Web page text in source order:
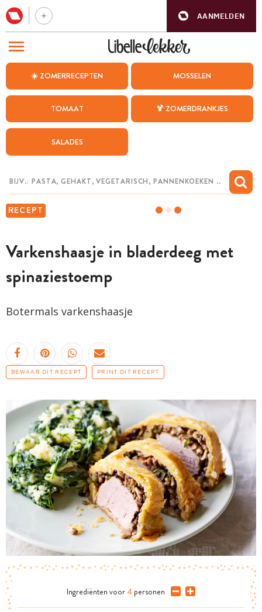
AANMELDEN
☀️ ZOMERRECEPTEN MOSSELEN
TOMAAT 🍹 ZOMERDRANKJES
SALADES
RECEPT
Varkenshaasje in bladerdeeg met
spinaziestoemp
Botermals varkenshaasje
BEWAAR DIT RECEPT PRINT DIT RECEPT
Ingrediënten voor 4 personen
BEZOEK ONZE ANDERE WEBSITES
WEEKMENU
CHAT MET MAIA
MIJN BEWAARDE RECEPTEN